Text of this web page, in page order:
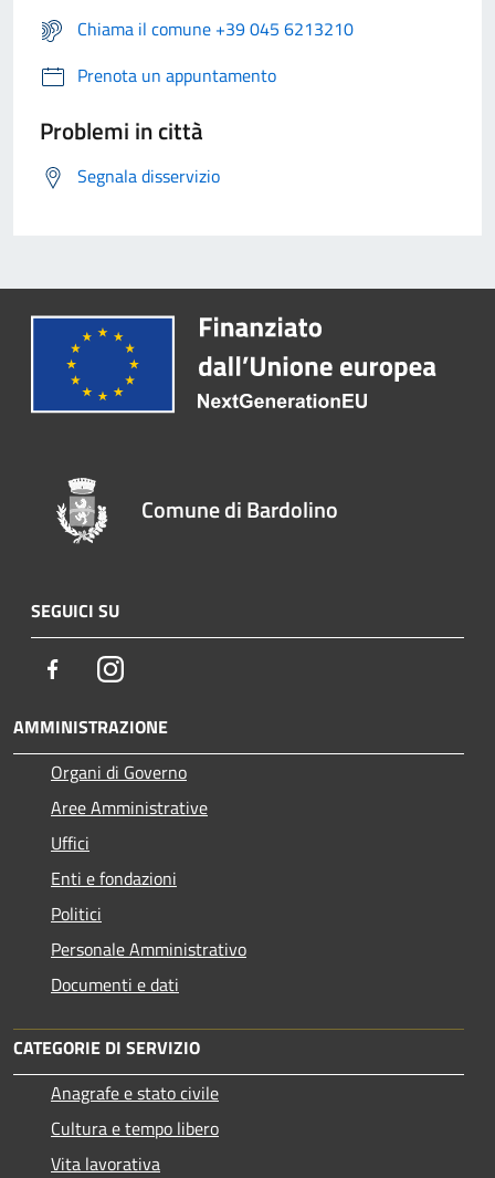
Chiama il comune +39 045 6213210
Prenota un appuntamento
Problemi in città
Segnala disservizio
Comune di Bardolino
SEGUICI SU
FacebookInstagram
AMMINISTRAZIONE
Organi di Governo
Aree Amministrative
Uffici
Enti e fondazioni
Politici
Personale Amministrativo
Documenti e dati
CATEGORIE DI SERVIZIO
Anagrafe e stato civile
Cultura e tempo libero
Vita lavorativa